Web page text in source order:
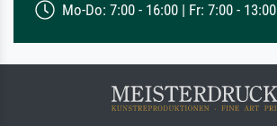
Mo-Do: 7:00 - 16:00 | Fr: 7:00 - 13:00